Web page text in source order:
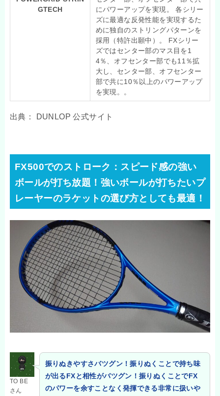
GTECH
にパワーアップを実現。 各シリー
ズに最適な反発性能を実現するた
めに独自のストリングパターンを
採用（特許出願中）。 FXシリー
ズではセンター部のマス目を1
4％、オフセンター部でも11％拡
大し、センター部、オフセンター
部で共に10％以上のパワーアップ
を実現。。
出典： DUNLOP 公式サイト
FX500でのストローク：スピード感の強い
ボールが打ち放題！強いボールが打ちたいプ
レーヤーのラケットの選び方としても最適！
TO BE
さん
振りぬきやすさバツグン！振りぬくことで持ち味
が出るFXと相性がバツグン！振りぬくことでFX
のパワーを余すことなく発揮できる非常に扱いや